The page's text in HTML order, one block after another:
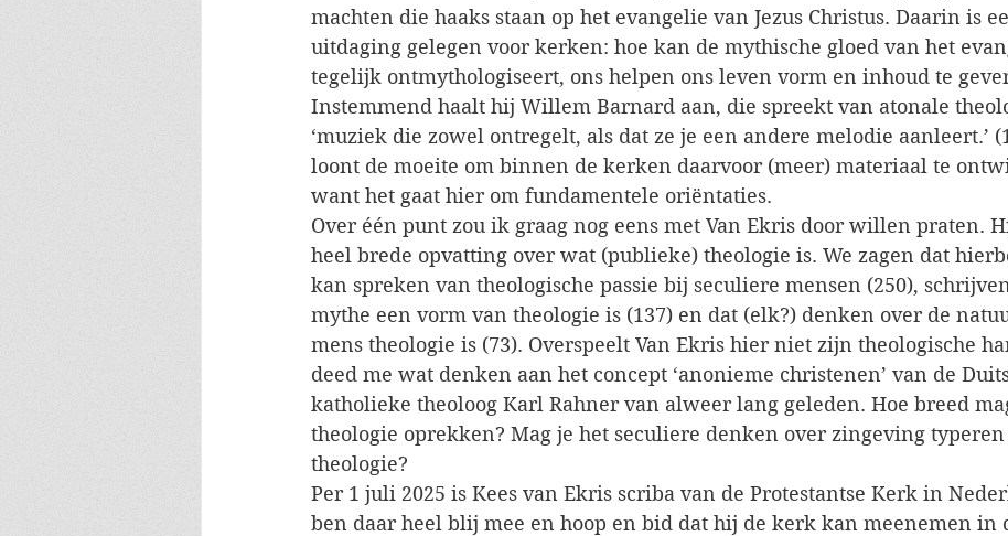
machten die haaks staan op het evangelie van Jezus Christus. Daarin is
uitdaging gelegen voor kerken: hoe kan de mythische gloed van het
tegelijk ontmythologiseert, ons helpen ons leven vorm en inhoud te
Instemmend haalt hij Willem Barnard aan, die spreekt van atonale
‘muziek die zowel ontregelt, als dat ze je een andere melodie aanleert.’
loont de moeite om binnen de kerken daarvoor (meer) materiaal te
want het gaat hier om fundamentele oriëntaties.
Over één punt zou ik graag nog eens met Van Ekris door willen praten.
heel brede opvatting over wat (publieke) theologie is. We zagen dat
kan spreken van theologische passie bij seculiere mensen (250),
mythe een vorm van theologie is (137) en dat (elk?) denken over de
mens theologie is (73). Overspeelt Van Ekris hier niet zijn theologische
deed me wat denken aan het concept ‘anonieme christenen’ van de
katholieke theoloog Karl Rahner van alweer lang geleden. Hoe breed
theologie oprekken? Mag je het seculiere denken over zingeving typeren
theologie?
Per 1 juli 2025 is Kees van Ekris scriba van de Protestantse Kerk in
ben daar heel blij mee en hoop en bid dat hij de kerk kan meenemen in